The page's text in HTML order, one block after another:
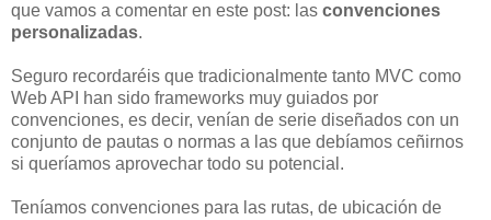
que vamos a comentar en este post: las convenciones
personalizadas.
Seguro recordaréis que tradicionalmente tanto MVC como
Web API han sido frameworks muy guiados por
convenciones, es decir, venían de serie diseñados con un
conjunto de pautas o normas a las que debíamos ceñirnos
si queríamos aprovechar todo su potencial.
Teníamos convenciones para las rutas, de ubicación de